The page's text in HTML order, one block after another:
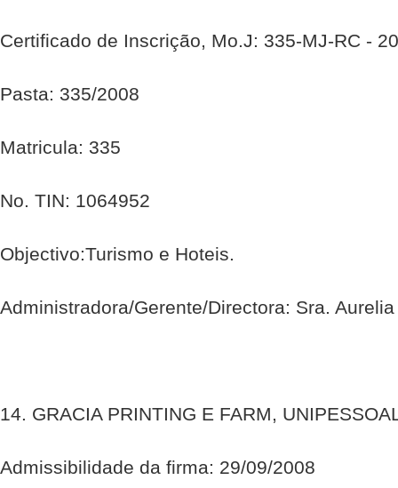
Certificado de Inscrição, Mo.J: 335-MJ-RC -
Pasta: 335/2008
Matricula: 335
No. TIN: 1064952
Objectivo:Turismo e Hoteis.
Administradora/Gerente/Directora: Sra.
14. GRACIA PRINTING E FARM,
Admissibilidade da firma: 29/09/2008